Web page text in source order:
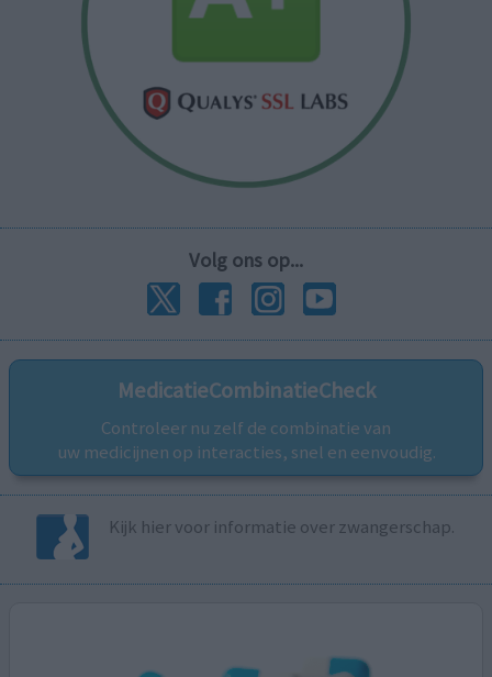
Volg ons op...
MedicatieCombinatieCheck
Controleer nu zelf de combinatie van
uw medicijnen op interacties, snel en eenvoudig.
Kijk hier voor informatie over zwangerschap.